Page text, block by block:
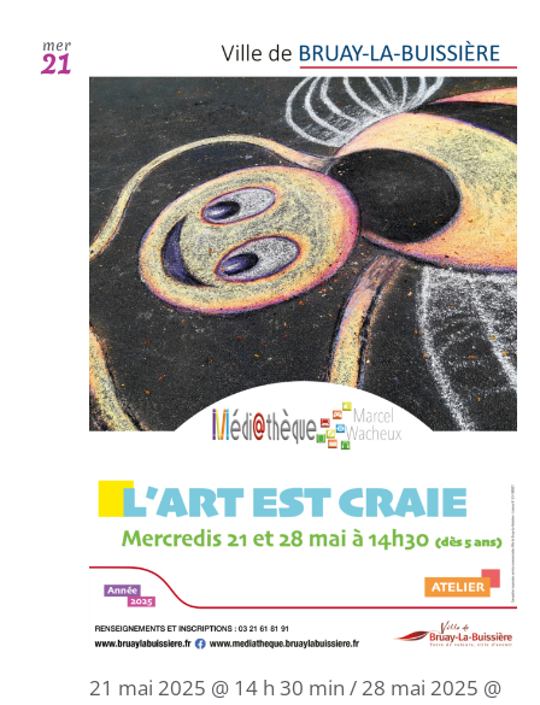
mer
21
21 mai 2025 @ 14 h 30 min /28 mai 2025 @